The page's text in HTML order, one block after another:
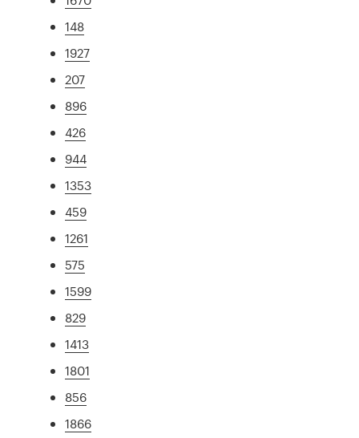
148
1927
207
896
426
944
1353
459
1261
575
1599
829
1413
1801
856
1866